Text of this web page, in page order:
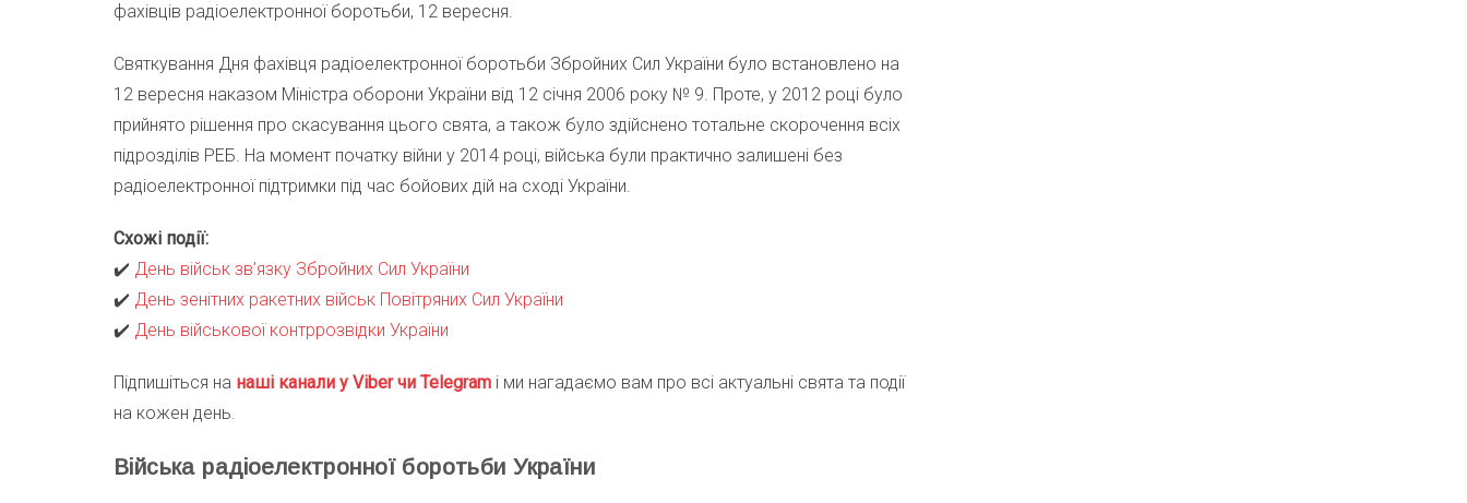
фахівців радіоелектронної боротьби, 12 вересня.
Святкування Дня фахівця радіоелектронної боротьби Збройних Сил України було встановлено на
12 вересня наказом Міністра оборони України від 12 січня 2006 року № 9. Проте, у 2012 році було
прийнято рішення про скасування цього свята, а також було здійснено тотальне скорочення всіх
підрозділів РЕБ. На момент початку війни у 2014 році, війська були практично залишені без
радіоелектронної підтримки під час бойових дій на сході України.
Схожі події:
✔️ День військ зв’язку Збройних Сил України
✔️ День зенітних ракетних військ Повітряних Сил України
✔️ День військової контррозвідки України
Підпишіться на наші канали у Viber чи Telegram і ми нагадаємо вам про всі актуальні свята та події
на кожен день.
Війська радіоелектронної боротьби України